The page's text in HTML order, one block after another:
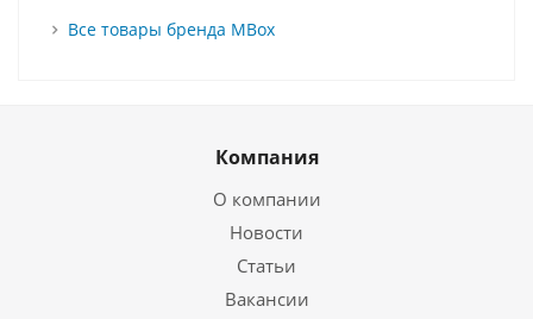
Все товары бренда MBox
Компания
О компании
Новости
Статьи
Вакансии